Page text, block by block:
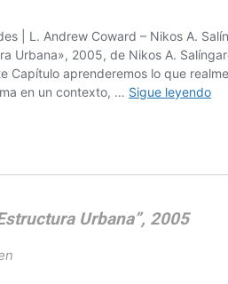
Urbana”, 2005